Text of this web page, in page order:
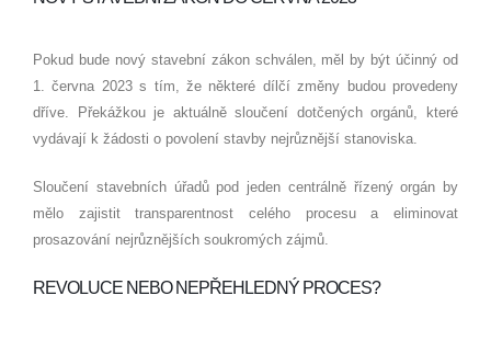
Pokud bude nový stavební zákon schválen, měl by být účinný od
1. června 2023 s tím, že některé dílčí změny budou provedeny
dříve. Překážkou je aktuálně sloučení dotčených orgánů, které
vydávají k žádosti o povolení stavby nejrůznější stanoviska.
Sloučení stavebních úřadů pod jeden centrálně řízený orgán by
mělo zajistit transparentnost celého procesu a eliminovat
prosazování nejrůznějších soukromých zájmů.
REVOLUCE NEBO NEPŘEHLEDNÝ PROCES?